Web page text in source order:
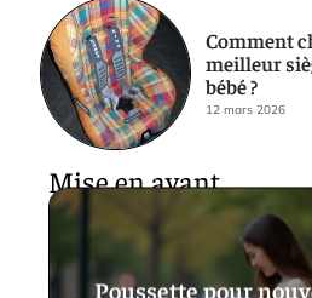
Comment
meilleur
bébé ?
12 mars 2026
Mise en avant